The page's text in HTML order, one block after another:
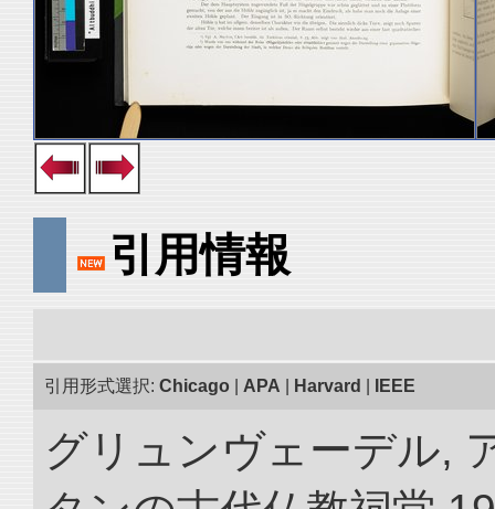
引用情報
引用形式選択: Chicago APA Harvard IEEE
グリュンヴェーデル,